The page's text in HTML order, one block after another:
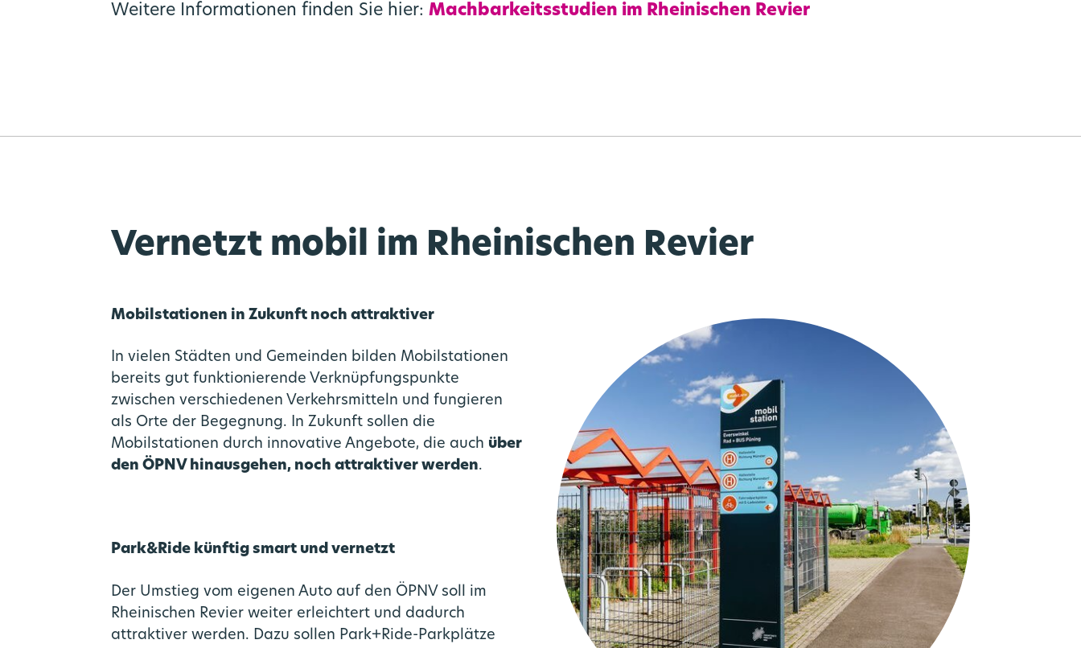
Weitere Informationen finden Sie hier: Machbarkeitsstudien im Rheinischen Revier
Vernetzt mobil im Rheinischen Revier
Mobilstationen in Zukunft noch attraktiver
In vielen Städten und Gemeinden bilden Mobilstationen
bereits gut funktionierende Verknüpfungspunkte
zwischen verschiedenen Verkehrsmitteln und fungieren
als Orte der Begegnung. In Zukunft sollen die
Mobilstationen durch innovative Angebote, die auch über
den ÖPNV hinausgehen, noch attraktiver werden.
Park&Ride künftig smart und vernetzt
Der Umstieg vom eigenen Auto auf den ÖPNV soll im
Rheinischen Revier weiter erleichtert und dadurch
attraktiver werden. Dazu sollen Park+Ride-Parkplätze